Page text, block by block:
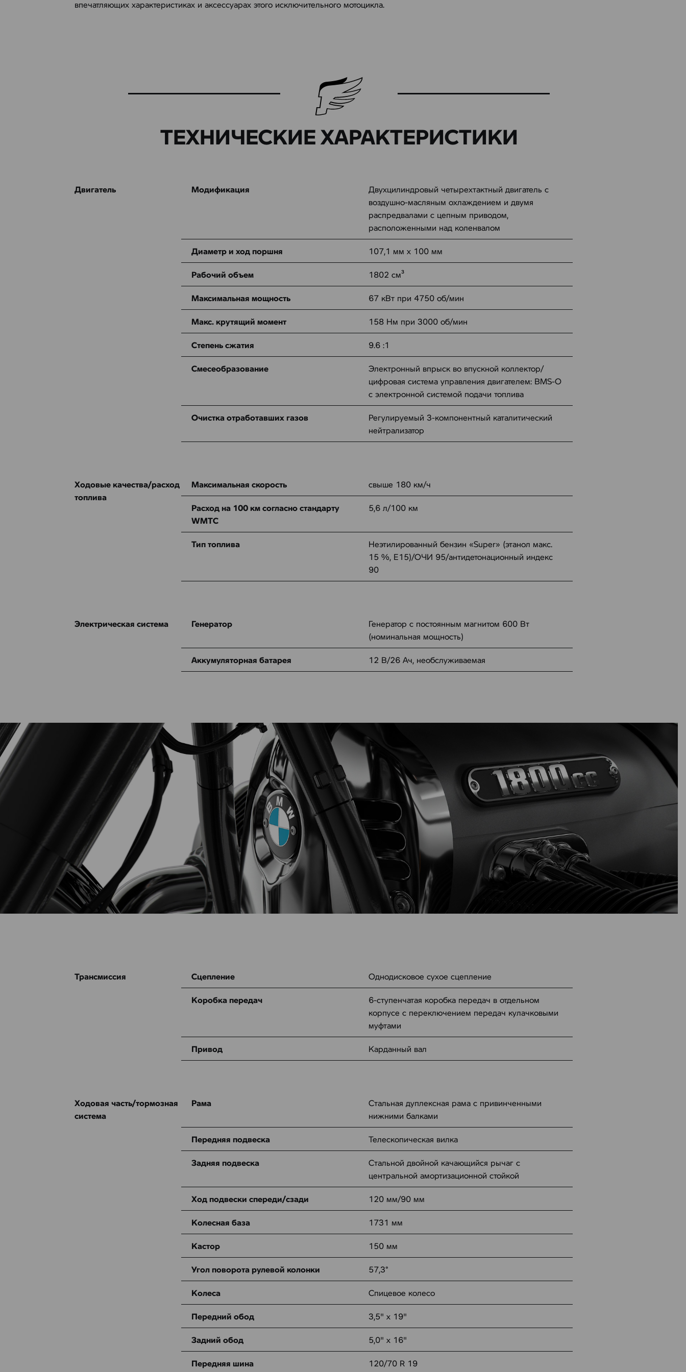
впечатляющих характеристиках и аксессуарах этого исключительного мотоцикла.
ТЕХНИЧЕСКИЕ ХАРАКТЕРИСТИКИ
Двигатель Модификация
Двухцилиндровый четырехтактный двигатель с
воздушно-масляным охлаждением и двумя
распредвалами с цепным приводом,
расположенными над коленвалом
Диаметр и ход поршня
107,1 мм x 100 мм
Рабочий объем
1802 см³
Максимальная мощность
67 кВт при 4750 об/мин
Макс. крутящий момент
158 Нм при 3000 об/мин
Степень сжатия
9.6 :1
Смесеобразование
Электронный впрыск во впускной коллектор/
цифровая система управления двигателем: BMS-O
с электронной системой подачи топлива
Очистка отработавших газов
Регулируемый 3-компонентный каталитический
нейтрализатор
Ходовые качества/расход
топлива
Максимальная скорость
свыше 180 км/ч
Расход на 100 км согласно стандарту
WMTC
5,6 л/100 км
Тип топлива
Неэтилированный бензин «Super» (этанол макс.
15 %, E15)/ОЧИ 95/антидетонационный индекс
90
Электрическая система Генератор
Генератор с постоянным магнитом 600 Вт
(номинальная мощность)
Аккумуляторная батарея
12 В/26 Ач, необслуживаемая
Трансмиссия Сцепление
Однодисковое сухое сцепление
Коробка передач
6-ступенчатая коробка передач в отдельном
корпусе с переключением передач кулачковыми
муфтами
Привод
Карданный вал
Ходовая часть/тормозная
система
Рама
Стальная дуплексная рама с привинченными
нижними балками
Передняя подвеска
Телескопическая вилка
Задняя подвеска
Стальной двойной качающийся рычаг с
центральной амортизационной стойкой
Ход подвески спереди/сзади
120 мм/90 мм
Колесная база
1731 мм
Кастор
150 мм
Угол поворота рулевой колонки
57,3°
Колеса
Спицевое колесо
Передний обод
3,5" x 19"
Задний обод
5,0" x 16"
Передняя шина
120/70 R 19